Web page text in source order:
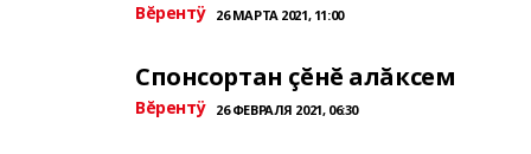
Вĕрентÿ 26 МАРТА 2021, 11:00
Спонсортан çĕнĕ алăксем
Вĕрентÿ 26 ФЕВРАЛЯ 2021, 06:30